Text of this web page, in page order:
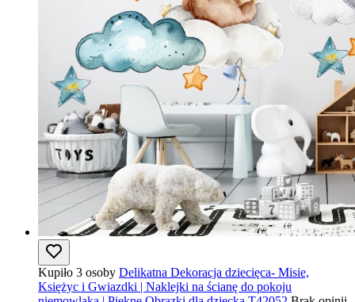
Kupiło 3 osoby Delikatna Dekoracja dziecięca- Misie,
Księżyc i Gwiazdki | Naklejki na ścianę do pokoju